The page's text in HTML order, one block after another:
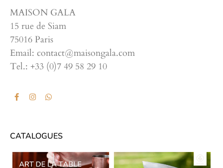
MAISON GALA
15 rue de Siam
75016 Paris
Email: contact@maisongala.com
Tel.: +33 (0)7 49 58 29 10
CATALOGUES